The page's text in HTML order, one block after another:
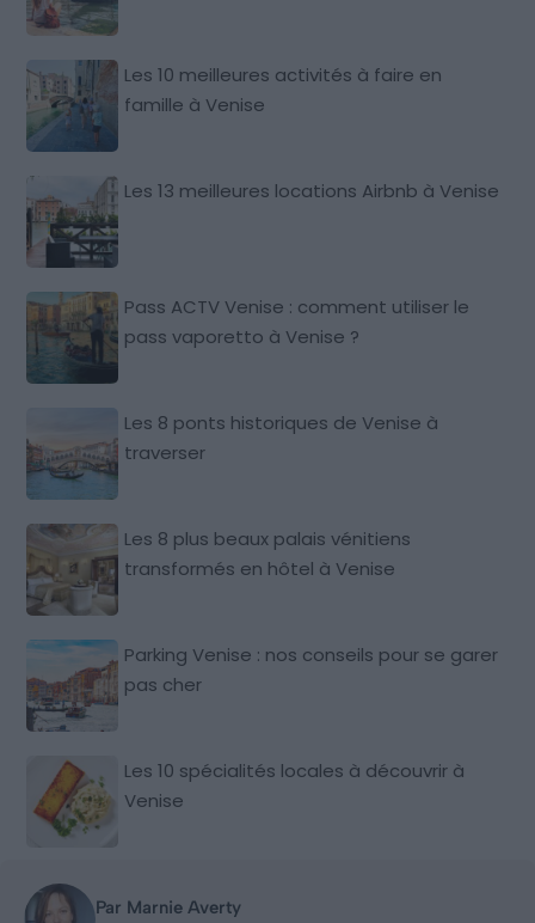
Les 10 meilleures activités à faire en
famille à Venise
Les 13 meilleures locations Airbnb à Venise
Pass ACTV Venise : comment utiliser le
pass vaporetto à Venise ?
Les 8 ponts historiques de Venise à
traverser
Les 8 plus beaux palais vénitiens
transformés en hôtel à Venise
Parking Venise : nos conseils pour se garer
pas cher
Les 10 spécialités locales à découvrir à
Venise
Par Marnie Averty